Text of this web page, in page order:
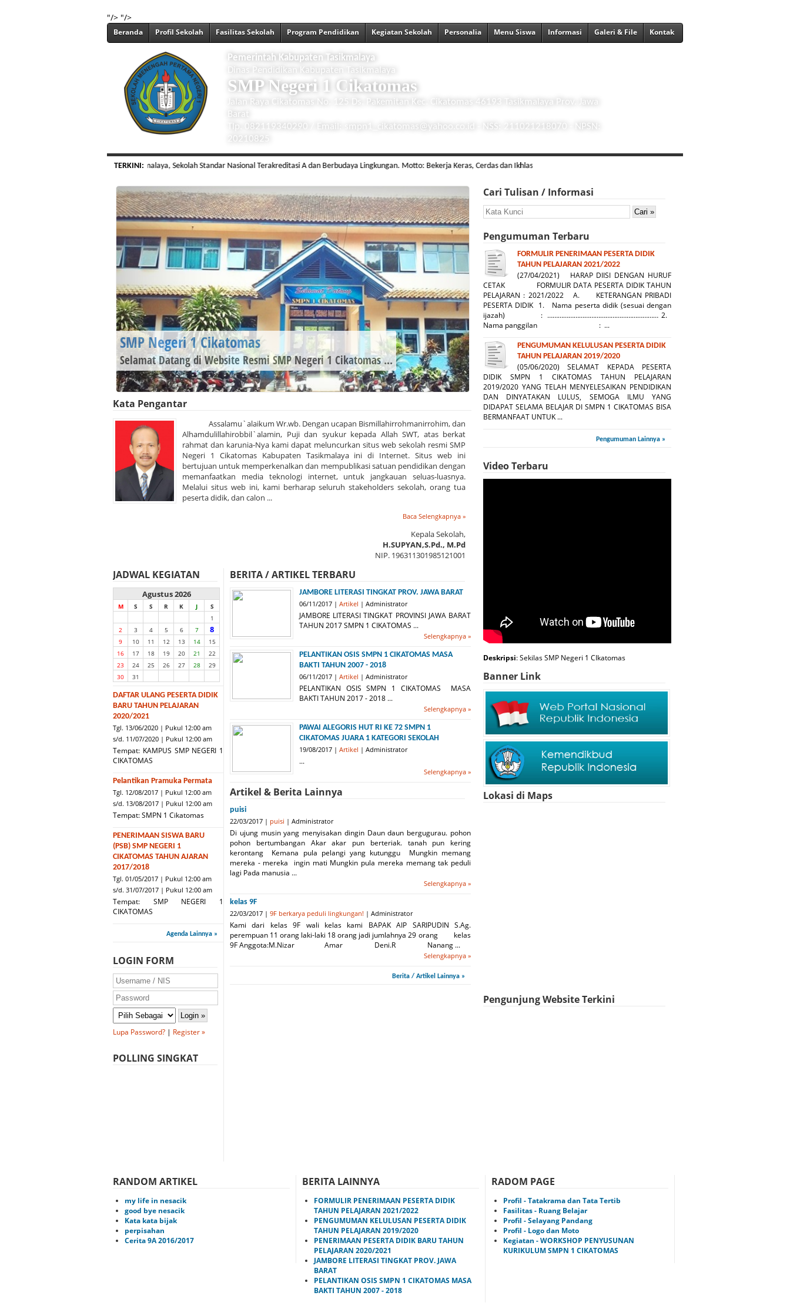
"/> "/>
Beranda Profil Sekolah Fasilitas Sekolah Program Pendidikan Kegiatan Sekolah Personalia Menu Siswa Informasi Galeri & File Kontak
Pemerintah Kabupaten Tasikmalaya
Dinas Pendidikan Kabupaten Tasikmalaya
SMP Negeri 1 Cikatomas
Jalan Raya Cikatomas No. 125 Ds. Pakemitan Kec. Cikatomas 46193 Tasikmalaya Prov. Jawa
Barat
Tlp. 082119340290 / Email: smpn1_cikatomas@yahoo.co.id - NSS: 211021218070 - NPSN:
20210825
TERKINI:
SMP Negeri 1 Cikatomas Kab. Tasikmalaya, Sekolah Standar Nasional Terakreditasi A dan Berbudaya Lingkungan. Motto: Bekerja Keras, Cerdas dan Ikhlas
Sekolah Standar Nasional
SMPN 1 Cikatomas Terakreditasi A ...
Kata Pengantar
Assalamu`alaikum Wr.wb. Dengan ucapan Bismillahirrohmanirrohim, dan
Alhamdulillahirobbil`alamin, Puji dan syukur kepada Allah SWT, atas berkat
rahmat dan karunia-Nya kami dapat meluncurkan situs web sekolah resmi SMP
Negeri 1 Cikatomas Kabupaten Tasikmalaya ini di Internet. Situs web ini
bertujuan untuk memperkenalkan dan mempublikasi satuan pendidikan dengan
memanfaatkan media teknologi internet, untuk jangkauan seluas-luasnya.
Melalui situs web ini, kami berharap seluruh stakeholders sekolah, orang tua
peserta didik, dan calon ...
Baca Selengkapnya »
Kepala Sekolah,
H.SUPYAN,S.Pd., M.Pd
NIP. 196311301985121001
JADWAL KEGIATAN
Agustus 2026
M S S R K J
S
1
2
3 4 5 6 7 8
9 10 11 12 13 14
15
16
17 18 19 20 21
22
23
24 25 26 27 28
29
30
31
DAFTAR ULANG PESERTA DIDIK
BARU TAHUN PELAJARAN
2020/2021
Tgl. 13/06/2020 | Pukul 12:00 am
s/d. 11/07/2020 | Pukul 12:00 am
Tempat: KAMPUS SMP NEGERI 1
CIKATOMAS
Pelantikan Pramuka Permata
Tgl. 12/08/2017 | Pukul 12:00 am
s/d. 13/08/2017 | Pukul 12:00 am
Tempat: SMPN 1 Cikatomas
PENERIMAAN SISWA BARU
(PSB) SMP NEGERI 1
CIKATOMAS TAHUN AJARAN
2017/2018
Tgl. 01/05/2017 | Pukul 12:00 am
s/d. 31/07/2017 | Pukul 12:00 am
Tempat: SMP NEGERI 1
CIKATOMAS
Agenda Lainnya »
LOGIN FORM
Lupa Password? | Register »
POLLING SINGKAT
BERITA / ARTIKEL TERBARU
JAMBORE LITERASI TINGKAT PROV. JAWA BARAT
06/11/2017 | Artikel | Administrator
JAMBORE LITERASI TINGKAT PROVINSI JAWA BARAT
TAHUN 2017 SMPN 1 CIKATOMAS ...
Selengkapnya »
PELANTIKAN OSIS SMPN 1 CIKATOMAS MASA
BAKTI TAHUN 2007 - 2018
06/11/2017 | Artikel | Administrator
PELANTIKAN OSIS SMPN 1 CIKATOMAS MASA
BAKTI TAHUN 2017 - 2018 ...
Selengkapnya »
PAWAI ALEGORIS HUT RI KE 72 SMPN 1
CIKATOMAS JUARA 1 KATEGORI SEKOLAH
19/08/2017 | Artikel | Administrator
...
Selengkapnya »
Artikel & Berita Lainnya
puisi
22/03/2017 | puisi | Administrator
Di ujung musin yang menyisakan dingin Daun daun bergugurau. pohon
pohon bertumbangan Akar akar pun berteriak. tanah pun kering
kerontang Kemana pula pelangi yang kutunggu Mungkin memang
mereka - mereka ingin mati Mungkin pula mereka memang tak peduli
lagi Pada manusia ...
Selengkapnya »
kelas 9F
22/03/2017 | 9F berkarya peduli lingkungan! | Administrator
Kami dari kelas 9F wali kelas kami BAPAK AIP SARIPUDIN S.Ag.
perempuan 11 orang laki-laki 18 orang jadi jumlahnya 29 orang kelas
9F Anggota:M.Nizar Amar Deni.R Nanang ...
Selengkapnya »
Berita / Artikel Lainnya »
Cari Tulisan / Informasi
Pengumuman Terbaru
FORMULIR PENERIMAAN PESERTA DIDIK
TAHUN PELAJARAN 2021/2022
(27/04/2021) HARAP DIISI DENGAN HURUF
CETAK FORMULIR DATA PESERTA DIDIK TAHUN
PELAJARAN : 2021/2022 A. KETERANGAN PRIBADI
PESERTA DIDIK 1. Nama peserta didik (sesuai dengan
ijazah) : ……………………………………………………… 2.
Nama panggilan : ...
PENGUMUMAN KELULUSAN PESERTA DIDIK
TAHUN PELAJARAN 2019/2020
(05/06/2020) SELAMAT KEPADA PESERTA
DIDIK SMPN 1 CIKATOMAS TAHUN PELAJARAN
2019/2020 YANG TELAH MENYELESAIKAN PENDIDIKAN
DAN DINYATAKAN LULUS, SEMOGA ILMU YANG
DIDAPAT SELAMA BELAJAR DI SMPN 1 CIKATOMAS BISA
BERMANFAAT UNTUK ...
Pengumuman Lainnya »
Video Terbaru
Deskripsi: Sekilas SMP Negeri 1 CIkatomas
Banner Link
Lokasi di Maps
Pengunjung Website Terkini
RANDOM ARTIKEL
my life in nesacik
good bye nesacik
Kata kata bijak
perpisahan
Cerita 9A 2016/2017
BERITA LAINNYA
FORMULIR PENERIMAAN PESERTA DIDIK
TAHUN PELAJARAN 2021/2022
PENGUMUMAN KELULUSAN PESERTA DIDIK
TAHUN PELAJARAN 2019/2020
PENERIMAAN PESERTA DIDIK BARU TAHUN
PELAJARAN 2020/2021
JAMBORE LITERASI TINGKAT PROV. JAWA
BARAT
PELANTIKAN OSIS SMPN 1 CIKATOMAS MASA
BAKTI TAHUN 2007 - 2018
RADOM PAGE
Profil - Tatakrama dan Tata Tertib
Fasilitas - Ruang Belajar
Profil - Selayang Pandang
Profil - Logo dan Moto
Kegiatan - WORKSHOP PENYUSUNAN
KURIKULUM SMPN 1 CIKATOMAS